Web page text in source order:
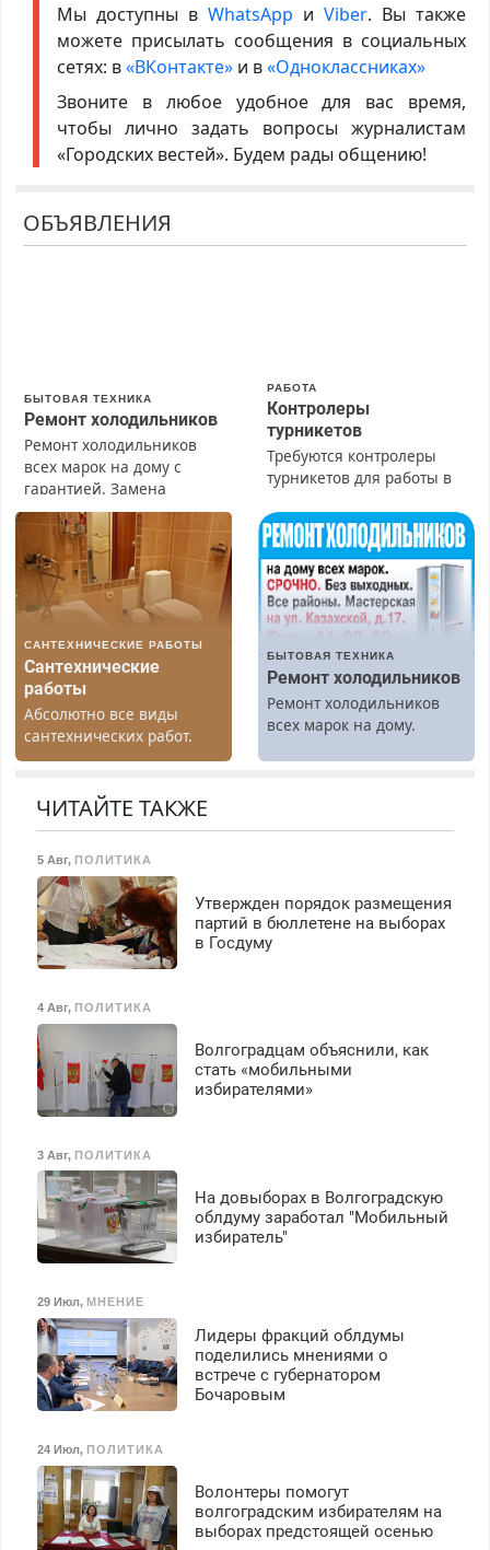
Мы доступны в WhatsApp иViber. Вы также
можете присылать сообщения в социальных
сетях: в«ВКонтакте»и в«Одноклассниках»
Звоните в любое удобное для вас время,
чтобы лично задать вопросы журналистам
«Городских вестей». Будем рады общению!
ОБЪЯВЛЕНИЯ
БЫТОВАЯ ТЕХНИКА
Ремонт холодильников
Ремонт холодильников
всех марок на дому с
гарантией. Замена
резины. Качественно.
Недорого. Без выходных.
Все районы. Скидка.
Вызов бесплатный.
РАБОТА
Контролеры
турникетов
Требуются контролеры
турникетов для работы в
(мужчины, женщины).
Прием по ТК РФ. График
работы любой.
Бесплатное проживание.
З/п – до 96000 рублей до
вычета налогов.
Ежемесячно
выплачивается денежная
премия. Возможно
бесплатное обучение,
получение документов,
работа инспектором по
125000 руб.
САНТЕХНИЧЕСКИЕ РАБОТЫ
Сантехнические
работы
Абсолютно все виды
сантехнических работ.
Быстро. Качественно.
БЫТОВАЯ ТЕХНИКА
Ремонт холодильников
Ремонт холодильников
всех марок на дому.
ЧИТАЙТЕ ТАКЖЕ
5 Авг, ПОЛИТИКА
Утвержден порядок размещения
партий в бюллетене на выборах
в Госдуму
4 Авг, ПОЛИТИКА
Волгоградцам объяснили, как
стать «мобильными
избирателями»
3 Авг, ПОЛИТИКА
На довыборах в Волгоградскую
облдуму заработал "Мобильный
избиратель"
29 Июл, МНЕНИЕ
Лидеры фракций облдумы
поделились мнениями о
встрече с губернатором
Бочаровым
24 Июл, ПОЛИТИКА
Волонтеры помогут
волгоградским избирателям на
выборах предстоящей осенью